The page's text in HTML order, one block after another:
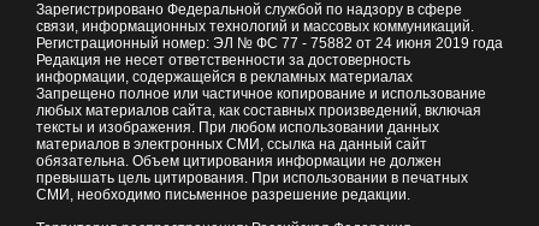
Зарегистрировано Федеральной службой по надзору в сфере
связи, информационных технологий и массовых коммуникаций.
Регистрационный номер: ЭЛ № ФС 77 - 75882 от 24 июня 2019 года
Редакция не несет ответственности за достоверность
информации, содержащейся в рекламных материалах
Запрещено полное или частичное копирование и использование
любых материалов сайта, как составных произведений, включая
тексты и изображения. При любом использовании данных
материалов в электронных СМИ, ссылка на данный сайт
обязательна. Объем цитирования информации не должен
превышать цель цитирования. При использовании в печатных
СМИ, необходимо письменное разрешение редакции.